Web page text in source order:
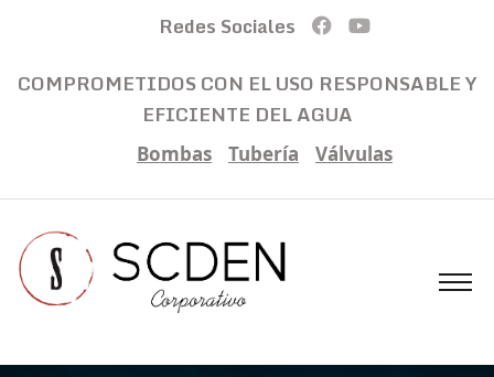
Redes Sociales
COMPROMETIDOS CON EL USO RESPONSABLE Y
EFICIENTE DEL AGUA
Bombas Tubería Válvulas